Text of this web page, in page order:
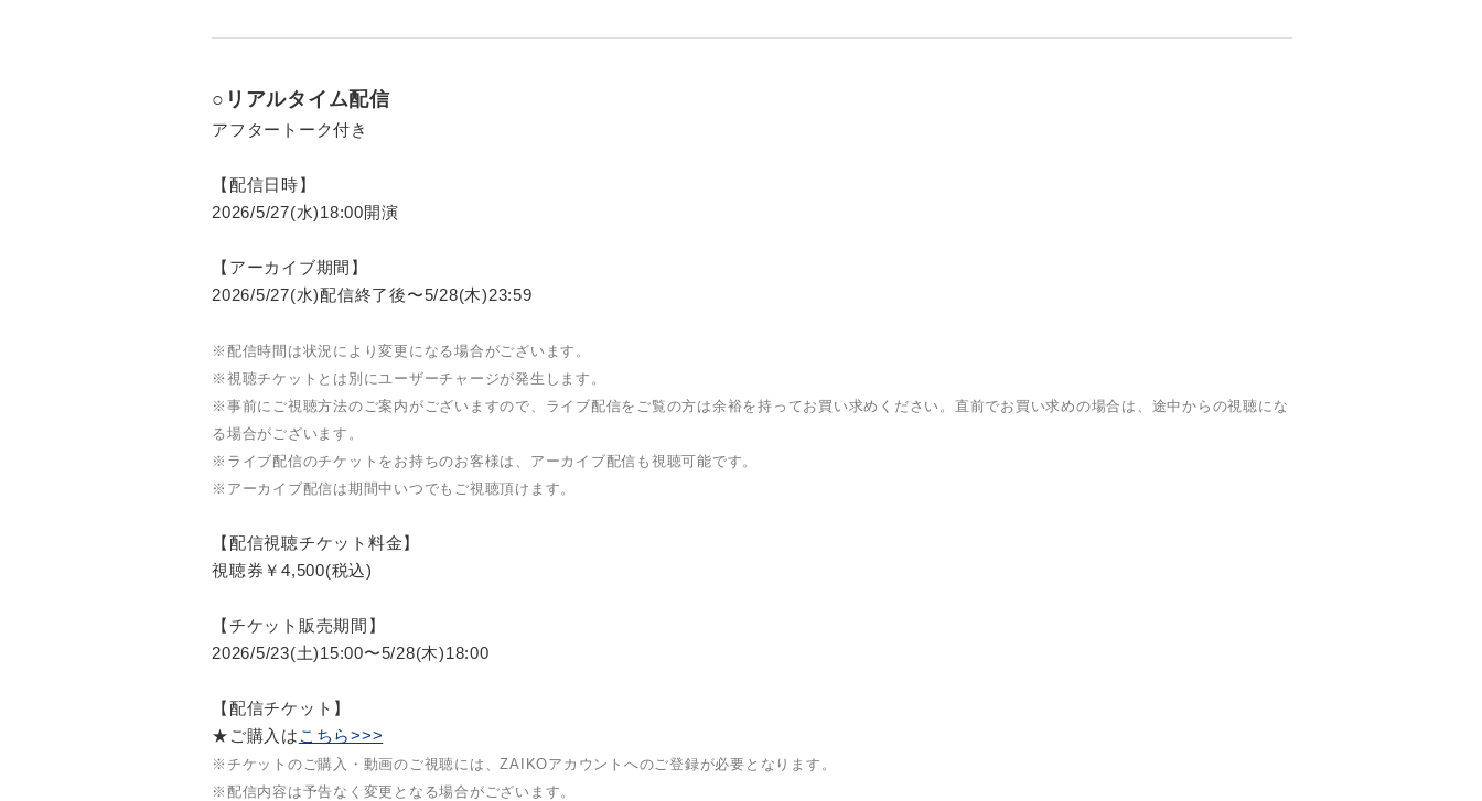
○リアルタイム配信
アフタートーク付き
【配信日時】
2026/5/27(水)18:00開演
【アーカイブ期間】
2026/5/27(水)配信終了後〜5/28(木)23:59
※配信時間は状況により変更になる場合がございます。
※視聴チケットとは別にユーザーチャージが発生します。
※事前にご視聴方法のご案内がございますので、ライブ配信をご覧の方は余裕を持ってお買い求めください。直前でお買い求めの場合は、途中からの視聴にな
る場合がございます。
※ライブ配信のチケットをお持ちのお客様は、アーカイブ配信も視聴可能です。
※アーカイブ配信は期間中いつでもご視聴頂けます。
【配信視聴チケット料金】
視聴券￥4,500(税込)
【チケット販売期間】
2026/5/23(土)15:00〜5/28(木)18:00
【配信チケット】
★ご購入は こちら>>>
※チケットのご購入・動画のご視聴には、ZAIKOアカウントへのご登録が必要となります。
※配信内容は予告なく変更となる場合がございます。